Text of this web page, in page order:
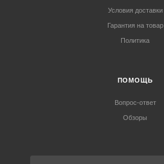
Условия доставки
Гарантия на товар
Политика
ПОМОЩЬ
Вопрос-ответ
Обзоры